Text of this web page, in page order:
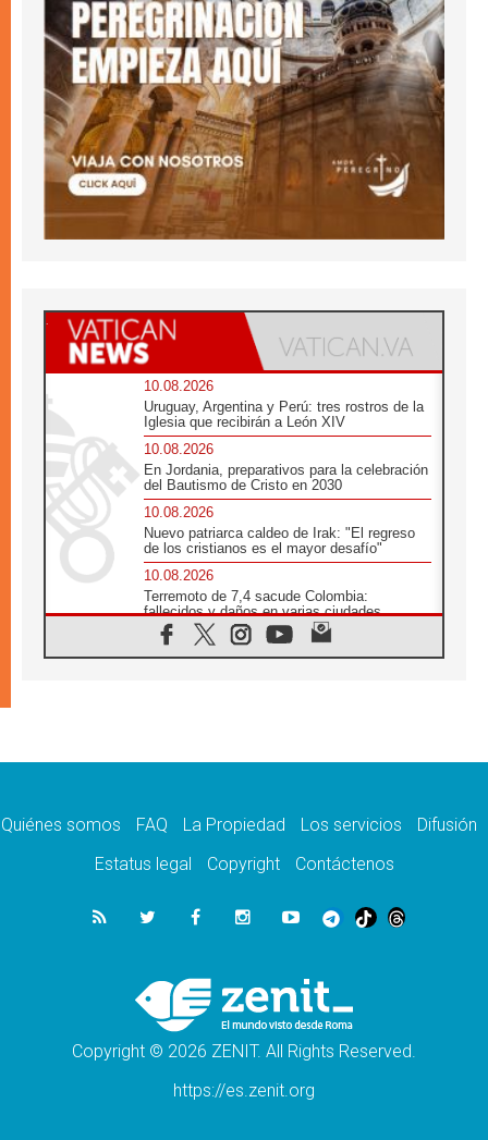
10.08.2026
Uruguay, Argentina y Perú: tres rostros de la
Iglesia que recibirán a León XIV
10.08.2026
En Jordania, preparativos para la celebración
del Bautismo de Cristo en 2030
10.08.2026
Nuevo patriarca caldeo de Irak: "El regreso
de los cristianos es el mayor desafío"
10.08.2026
Terremoto de 7,4 sacude Colombia:
fallecidos y daños en varias ciudades
10.08.2026
Ébola en RD Congo: Alarma de la UNICEF
10.08.2026
10.08.2026
solos frente a la violencia de los colonos
Iglesia en Ceuta convoca a una vigilia de
oración por la paz y la estabilidad
El Papa: Detengan la espiral de violencia y
den cabida a la diplomacia
Quiénes somos FAQ La Propiedad Los servicios
Difusión
Estatus legal
Copyright Contáctenos
Copyright © 2026 ZENIT. All Rights Reserved.
https://es.zenit.org